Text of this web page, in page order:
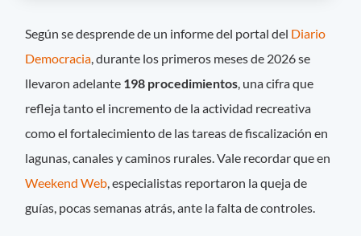
Según se desprende de un informe del portal del Diario
Democracia, durante los primeros meses de 2026 se
llevaron adelante 198 procedimientos, una cifra que
refleja tanto el incremento de la actividad recreativa
como el fortalecimiento de las tareas de fiscalización en
lagunas, canales y caminos rurales. Vale recordar que en
Weekend Web, especialistas reportaron la queja de
guías, pocas semanas atrás, ante la falta de controles.